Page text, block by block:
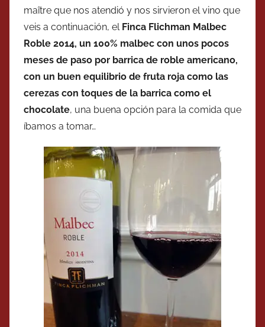
maître que nos atendió y nos sirvieron el vino que
veis a continuación, el Finca Flichman Malbec
Roble 2014, un 100% malbec con unos pocos
meses de paso por barrica de roble americano,
con un buen equilibrio de fruta roja como las
cerezas con toques de la barrica como el
chocolate, una buena opción para la comida que
íbamos a tomar…